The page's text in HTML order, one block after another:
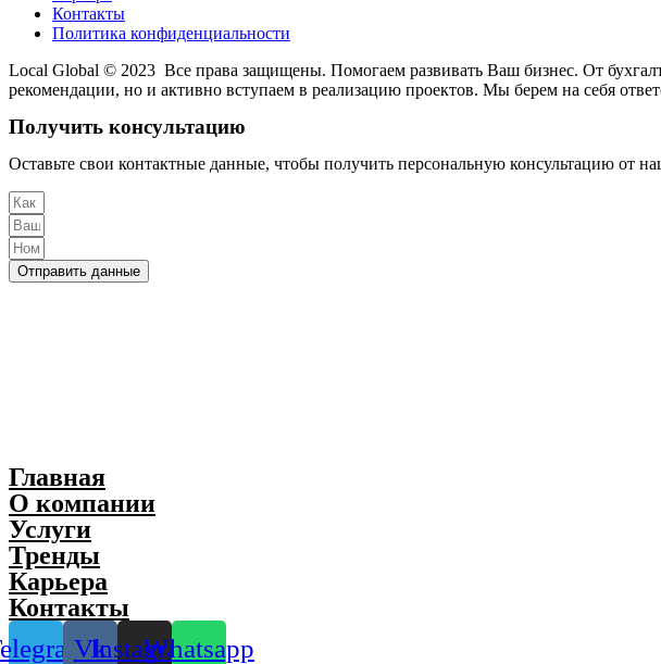
Контакты
Политика конфиденциальности
Local Global © 2023 Все права защищены. Помогаем развивать Ваш бизнес. От
рекомендации, но и активно вступаем в реализацию проектов. Мы берем на себя
Получить консультацию
Оставьте свои контактные данные, чтобы получить персональную консультацию от
Отправить данные
Главная
О компании
Услуги
Тренды
Карьера
Контакты
VkInstagramWhatsapp